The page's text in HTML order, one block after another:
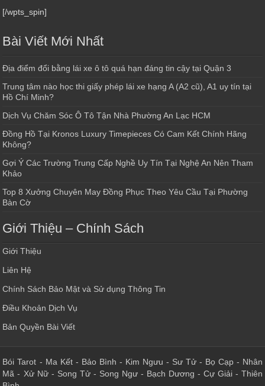
[/wpts_spin]
Bài Viết Mới Nhất
Địa điểm đổi bằng lái xe ô tô quá hạn đáng tin cậy tại Quận 3
Trung tâm nào học thi giấy phép lái xe hạng A (A2 cũ), A1 uy tín tại
Hồ Chí Minh?
Dịch Vụ Chăm Sóc Ô Tô Tận Nhà Phường An Lạc HCM
Đồng Hồ Tại Kronos Luxury Timepieces Có Cam Kết Chính Hãng
Không?
Gợi Ý Các Trường Trung Cấp Nghề Uy Tín Tại Nghệ An Nên Tham
Khảo
Top 8 Xưởng Chuyên May Đồng Phục Theo Yêu Cầu Tại Phường
Bàn Cờ
Giới Thiệu – Chính Sách
Giới Thiệu
Liên Hệ
Chính Sách Bảo Mật và Sử dụng Thông Tin
Điều Khoản Dịch Vụ
Bản Quyền Bài Viết
Bói Tarot - Ma Kết- Bảo Bình - Kim Ngưu - Sư Tử- Bọ Cạp- Nhân
Mã - Xử Nữ- Song Tử- Song Ngư- Bạch Dương - Cự Giải- Thiên